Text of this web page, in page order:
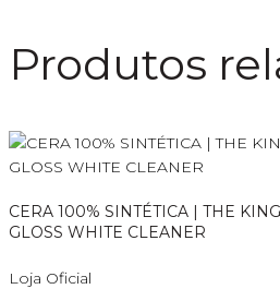
Produtos
CERA 100% SINTÉTICA | THE
GLOSS WHITE CLEANER
Loja Oficial